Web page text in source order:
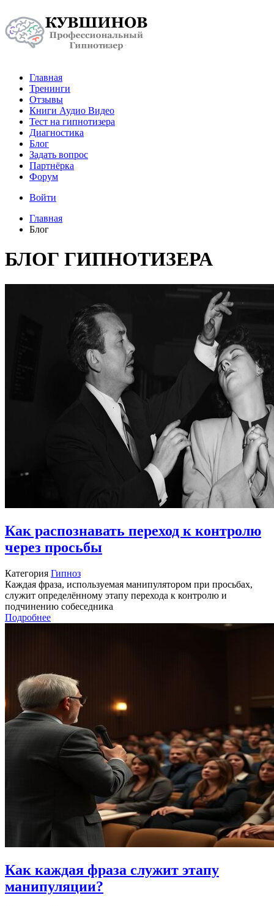
Главная
Тренинги
Отзывы
Книги Аудио Видео
Тест на гипнотизера
Диагностика
Блог
Задать вопрос
Партнёрка
Форум
Войти
Главная
Блог
БЛОГ ГИПНОТИЗЕРА
Как распознавать переход к контролю
через просьбы
Категория Гипноз
Каждая фраза, используемая манипулятором при просьбах,
служит определённому этапу перехода к контролю и
подчинению собеседника
Подробнее
Как каждая фраза служит этапу
манипуляции?